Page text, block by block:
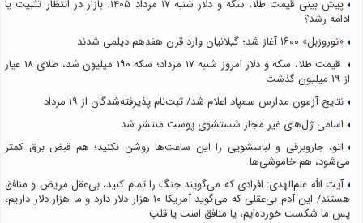
پیش بینی قیمت طلا، سکه و دلار شنبه ۱۷ مرداد ۱۴۰۵. بازار در انتظار تثبیت یا
ادامه رشد؟
«نوروزبل» ۱۶۰۰ آغاز شد؛ گیلانیان وارد قرن هفدهم دیلمی شدند
قیمت طلا، سکه و دلار امروز شنبه ۱۷ مرداد؛ سکه ۱۹۰ میلیون شد، طلای ۱۸ عیار
از ۱۹ میلیون گذشت
نتایج آزمون مدارس سمپاد اعلام شد/ ثبت‌نام پذیرفته‌شدگان از ۱۹ مرداد
اسامی ژل‌های غیر مجاز شستشوی پوست منتشر شد
اتو، جاروبرقی و لباسشویی را این ساعت‌ها روشن نکنید؛ هم قبض برق کمتر
می‌شود، هم خاموشی‌ها
آیت الله علم‌الهدی: افرادی که می‌گویند جنگ را تمام کنید، بی‌عقل مریض و منافق
هستند/ این آدم بی‌عقلی که می‌گوید آمریکا ۱۰ هزار دلار دارد و ما هزار دلار داریم،
پس ما شکست خورده‌ایم، یا منافق است یا قلب